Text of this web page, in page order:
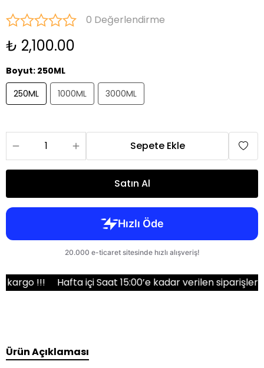
0 Değerlendirme
₺ 2,100.00
Boyut: 250ML
250ML
1000ML 3000ML
Sepete Ekle
Satın Al
Hafta içi Saat 15:00’e kadar verilen siparişler aynı
Ürün Açıklaması